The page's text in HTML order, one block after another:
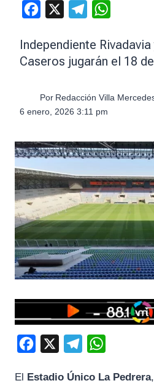
Facebook Telegram
Independiente
Caseros jugarán el 18
Por Redacción Villa
6 enero, 2026 3:11 pm
c
l
a
El Estadio Único La Pedrera